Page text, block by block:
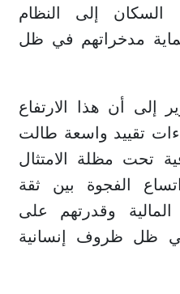
السكان إلى النظام
مدخراتهم في ظل
إلى أن هذا الارتفاع
تقييد واسعة طالت
تحت مظلة الامتثال
الفجوة بين ثقة
وقدرتهم على
ظل ظروف إنسانية